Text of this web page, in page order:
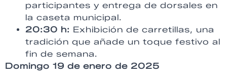
participantes y entrega de dorsales en
la caseta municipal.
20:30 h: Exhibición de carretillas, una
tradición que añade un toque festivo al
fin de semana.
Domingo 19 de enero de 2025